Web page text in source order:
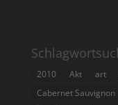
2010 Akt art
Cabernet Sauvignon